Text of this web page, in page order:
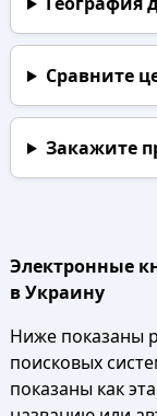
Сравните
Закажите
Электронные
в Украину
Ниже показаны
поисковых
показаны как